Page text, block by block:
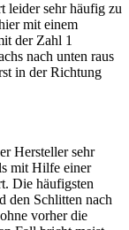
leider sehr häufig zu
mit einem
der Zahl 1
nach unten raus
in der Richtung
Hersteller sehr
mit Hilfe einer
Die häufigsten
den Schlitten nach
vorher die